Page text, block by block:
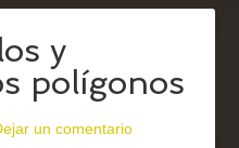
y
polígonos
un comentario